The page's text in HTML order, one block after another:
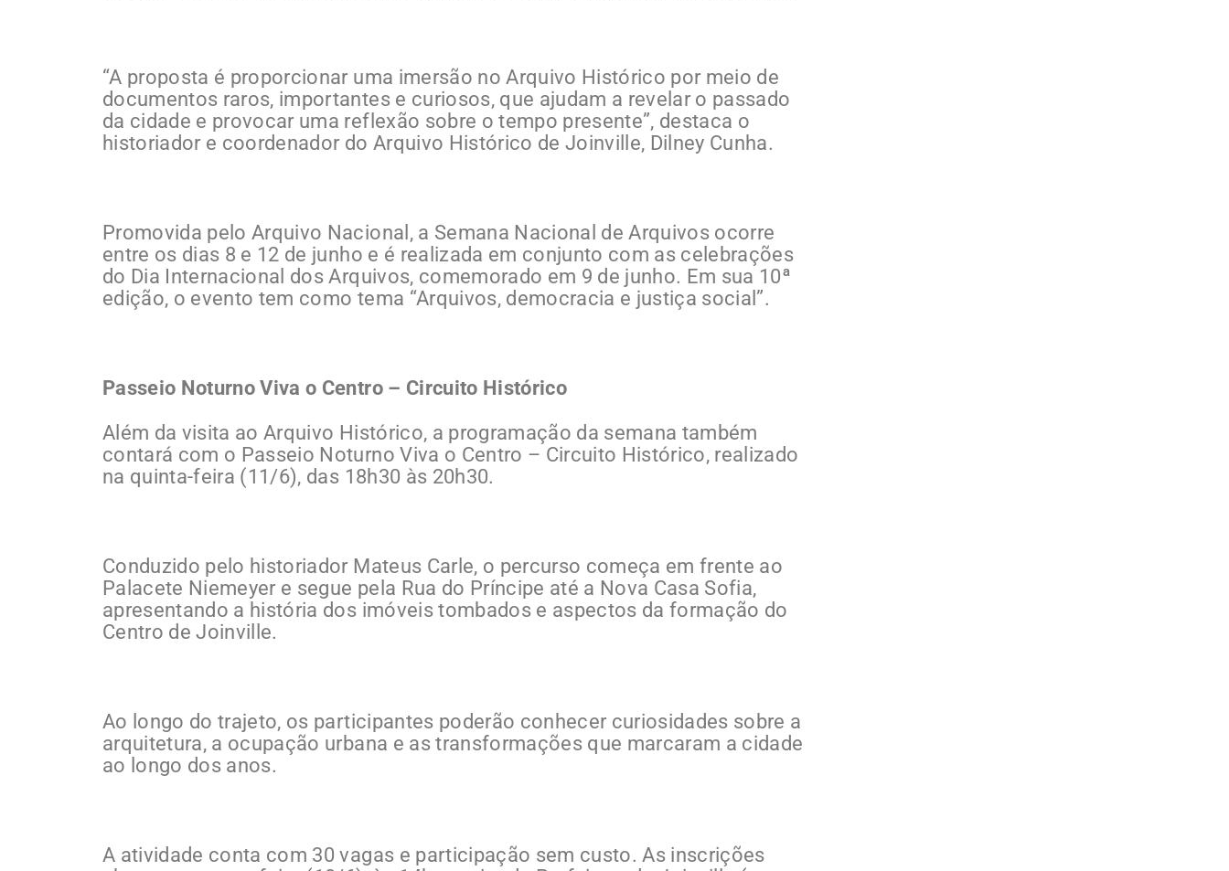
“A proposta é proporcionar uma imersão no Arquivo Histórico por meio de
documentos raros, importantes e curiosos, que ajudam a revelar o passado
da cidade e provocar uma reflexão sobre o tempo presente”, destaca o
historiador e coordenador do Arquivo Histórico de Joinville, Dilney Cunha.
Promovida pelo Arquivo Nacional, a Semana Nacional de Arquivos ocorre
entre os dias 8 e 12 de junho e é realizada em conjunto com as celebrações
do Dia Internacional dos Arquivos, comemorado em 9 de junho. Em sua 10ª
edição, o evento tem como tema “Arquivos, democracia e justiça social”.
Passeio Noturno Viva o Centro – Circuito Histórico
Além da visita ao Arquivo Histórico, a programação da semana também
contará com o Passeio Noturno Viva o Centro – Circuito Histórico, realizado
na quinta-feira (11/6), das 18h30 às 20h30.
Conduzido pelo historiador Mateus Carle, o percurso começa em frente ao
Palacete Niemeyer e segue pela Rua do Príncipe até a Nova Casa Sofia,
apresentando a história dos imóveis tombados e aspectos da formação do
Centro de Joinville.
Ao longo do trajeto, os participantes poderão conhecer curiosidades sobre a
arquitetura, a ocupação urbana e as transformações que marcaram a cidade
ao longo dos anos.
A atividade conta com 30 vagas e participação sem custo. As inscrições